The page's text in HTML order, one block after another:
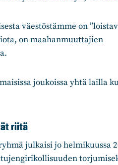
väestöstämme on
on maahanmuuttajien
joukoissa yhtä lailla
riitä
julkaisi jo helmikuussa